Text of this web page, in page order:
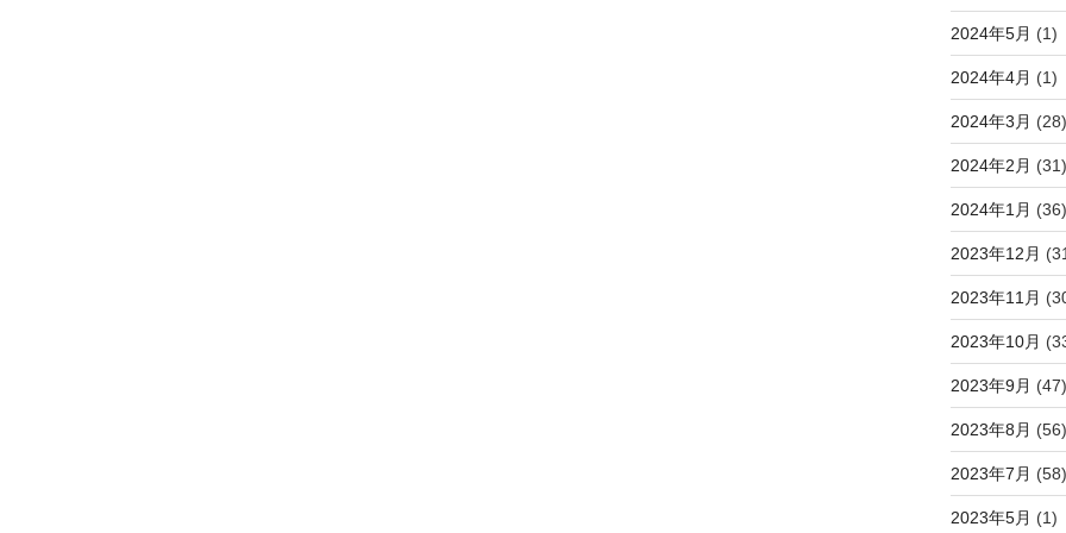
2024年5月 (1)
2024年4月 (1)
2024年3月 (28)
2024年2月 (31)
2024年1月 (36)
2023年12月
2023年11月
2023年10月
2023年9月 (47)
2023年8月 (56)
2023年7月 (58)
2023年5月 (1)